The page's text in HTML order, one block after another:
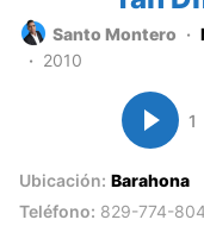
Santo Montero
2010
1
Ubicación: Barahona
Teléfono: 829-774-